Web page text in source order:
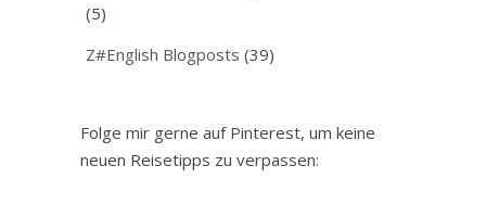
(5)
Z#English Blogposts (39)
Folge mir gerne auf Pinterest, um keine
neuen Reisetipps zu verpassen: